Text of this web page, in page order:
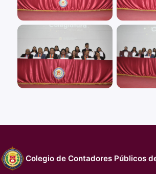
Colegio de Contadores Públicos